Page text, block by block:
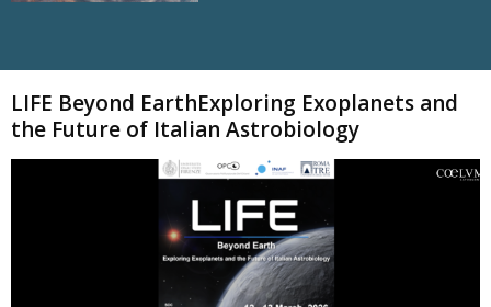
LIFE Beyond EarthExploring Exoplanets and
the Future of Italian Astrobiology